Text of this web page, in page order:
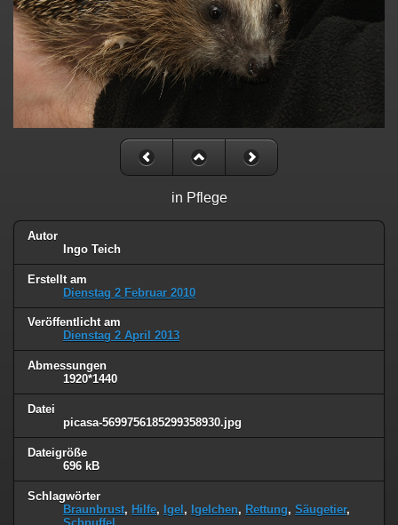
in Pflege
Autor
Ingo Teich
Erstellt am
Dienstag 2 Februar 2010
Veröffentlicht am
Dienstag 2 April 2013
Abmessungen
1920*1440
Datei
picasa-5699756185299358930.jpg
Dateigröße
696 kB
Schlagwörter
Braunbrust, Hilfe, Igel , Igelchen, Rettung, Säugetier,